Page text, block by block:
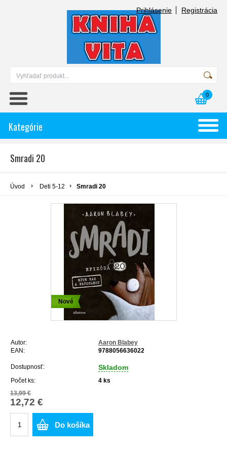
Prihlásenie Registrácia
0
Kategórie
Smradi 20
Úvod Deti 5-12 Smradi 20
Nové
Autor:
Aaron Blabey
EAN:
9788056636022
Dostupnosť: Skladom
Počet ks: 4 ks
13,99 €
12,72 €
Do košíka